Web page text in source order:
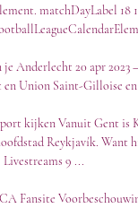
matchDayLabel 18
Anderlecht 20 apr
Union Saint-Gilloise
kijken Vanuit Gent is
Reykjavík.
Livestreams 9 ...
Fansite